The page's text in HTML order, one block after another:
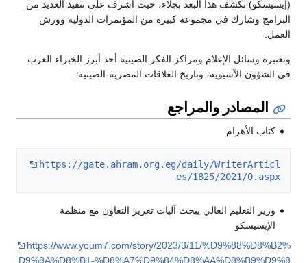
(إيسيسكو) تكشف هذا البعد بجلاء، حيث أشرف على تنفيذ العديد من
البرامج وشارك في مجموعة كبيرة من المؤتمرات الدولية وورش
العمل.
وتعتبره وسائل الإعلام ومراكز الفكر الصينية أحد أبرز الخبراء العرب
في الشؤون الآسيوية، وتاريخ العلاقات المصرية-الصينية.
المصادر والمراجع
كتاب الأهرام
https://gate.ahram.org.eg/daily/WriterArticl
es/1825/2021/0.aspx
وزير التعليم العالي يبحث آليات تعزيز التعاون مع منظمة
الإيسيسكو
https://www.youm7.com/story/2023/3/11/%D9%88%D8%B2%
D9%8A%D8%B1-%D8%A7%D9%84%D8%AA%D8%B9%D9%8